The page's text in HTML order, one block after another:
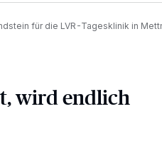
für die LVR-Tagesklinik in
wird endlich